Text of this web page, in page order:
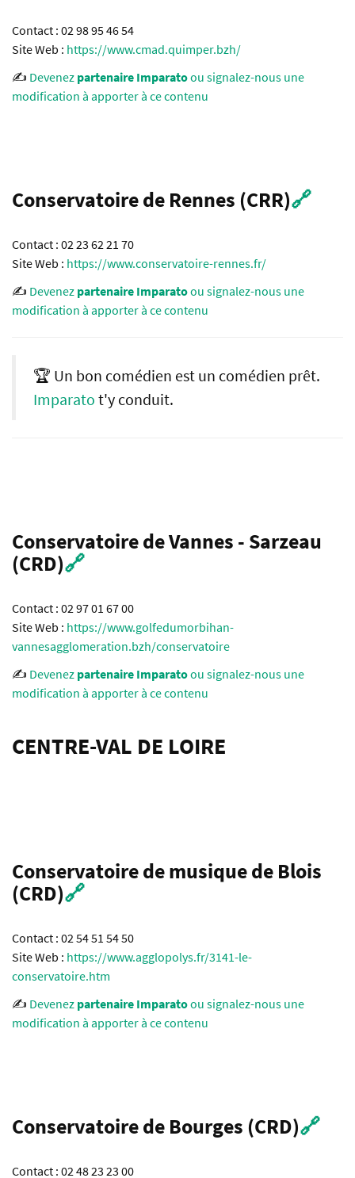
Contact : 02 98 95 46 54
Site Web : https://www.cmad.quimper.bzh/
✍️ Devenez partenaire Imparatoou signalez-nous une
modification à apporter à ce contenu
Conservatoire de Rennes (CRR)🔗
Contact : 02 23 62 21 70
Site Web : https://www.conservatoire-rennes.fr/
✍️ Devenez partenaire Imparatoou signalez-nous une
modification à apporter à ce contenu
🏆 Un bon comédien est un comédien prêt.
Imparato t'y conduit.
Conservatoire de Vannes - Sarzeau
(CRD)🔗
Contact : 02 97 01 67 00
Site Web : https://www.golfedumorbihan-
vannesagglomeration.bzh/conservatoire
✍️ Devenez partenaire Imparatoou signalez-nous une
modification à apporter à ce contenu
CENTRE-VAL DE LOIRE
Conservatoire de musique de Blois
(CRD)🔗
Contact : 02 54 51 54 50
Site Web : https://www.agglopolys.fr/3141-le-
conservatoire.htm
✍️ Devenez partenaire Imparatoou signalez-nous une
modification à apporter à ce contenu
Conservatoire de Bourges (CRD)🔗
Contact : 02 48 23 23 00